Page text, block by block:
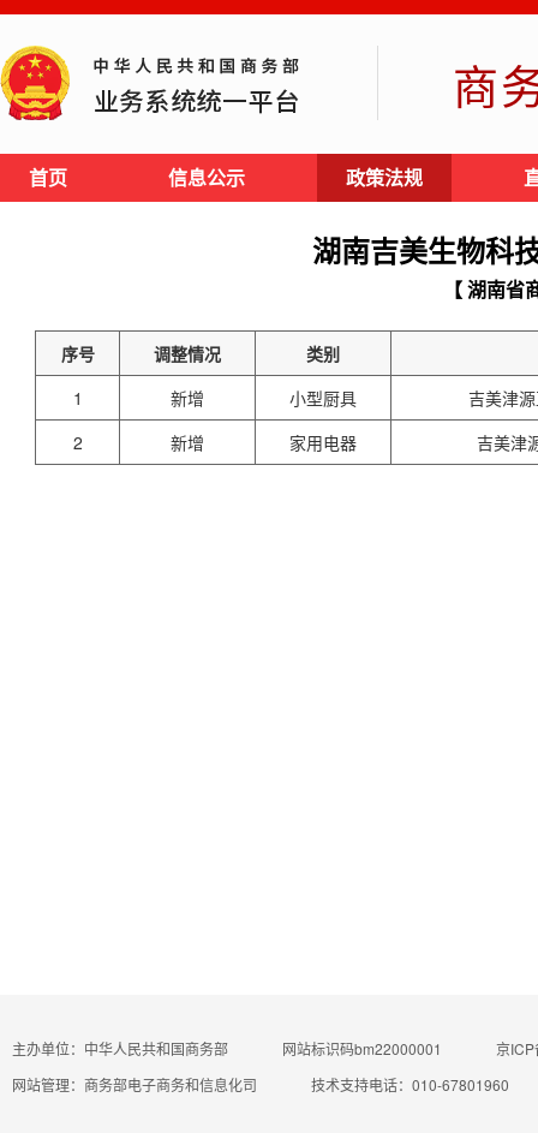
商
首页 信息公示 政策法规
湖南吉美生物科
【 湖南省
序号 调整情况
类别
1
新增 小型厨具
吉美津
2
新增 家用电器 吉美津
主办单位：中华人民共和国商务部 网站标识码bm22000001
京
网站管理：商务部电子商务和信息化司
技术支持电话：010-67801960